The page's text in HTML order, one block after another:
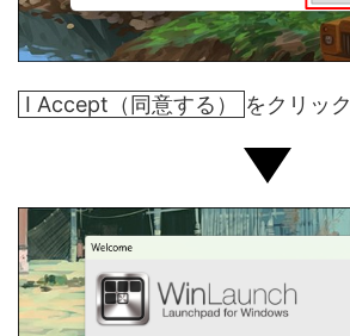
I Accept（同意する） をクリック